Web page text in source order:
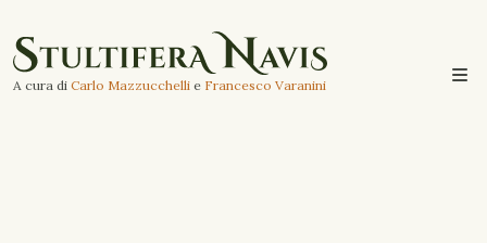
A cura di Carlo Mazzucchelli e Francesco Varanini